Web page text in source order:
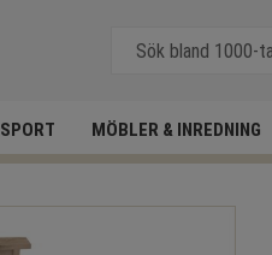
SPORT MÖBLER & INREDNING